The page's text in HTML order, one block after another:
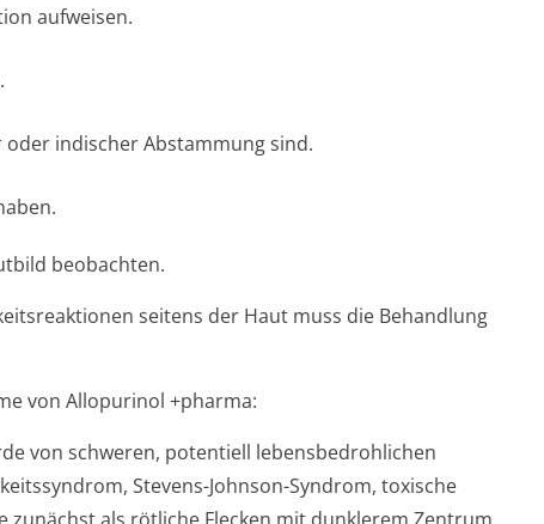
aufweisen.
indischer Abstammung sind.
beobachten.
seitens der Haut muss die Behandlung
von Allopurinol +pharma:
von schweren, potentiell lebensbedrohlichen
Stevens-Johnson-Syndrom, toxische